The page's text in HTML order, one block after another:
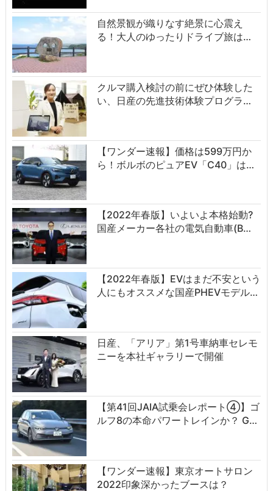
自然景観が織りなす絶景に心震え
る！大人のゆったりドライブ旅は…
クルマ購入検討の前にぜひ体験した
い、日産の先進技術体験プログラ…
【ワンダー速報】価格は599万円か
ら！ボルボのピュアEV「C40」は…
【2022年春版】いよいよ本格始動?
国産メーカー各社の電気自動車(B…
【2022年春版】EVはまだ不安という
人にもオススメな国産PHEVモデル…
日産、「アリア」第1号車納車セレモ
ニーを本社ギャラリーで開催
【第41回JAIA試乗会レポート④】ゴ
ルフ8の本命パワートレインか？ G…
【ワンダー速報】東京オートサロン
2022印象深かったブースは？